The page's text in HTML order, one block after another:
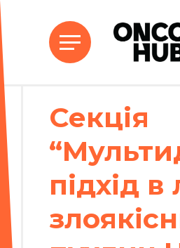
Секція
підхід в